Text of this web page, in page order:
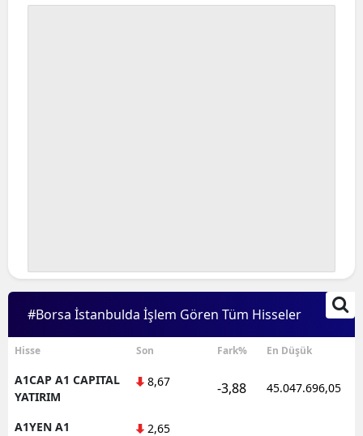
#Borsa İstanbulda İşlem Gören Tüm Hisseler
Hisse Son Fark% En Düşük
A1CAP A1 CAPITAL
YATIRIM
8,67 -3,88 45.047.696,05
A1YEN A1
2,65